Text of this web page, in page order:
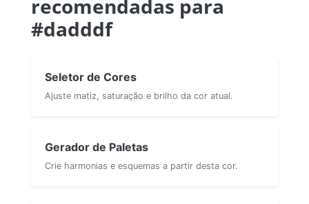
recomendadas para
#dadddf
Seletor de Cores
Ajuste matiz, saturação e brilho da cor atual.
Gerador de Paletas
Crie harmonias e esquemas a partir desta cor.